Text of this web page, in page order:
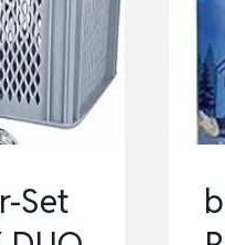
Set